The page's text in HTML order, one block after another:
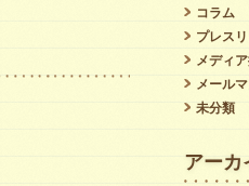
コラム
プレス
メディ
メール
未分類
アーカ